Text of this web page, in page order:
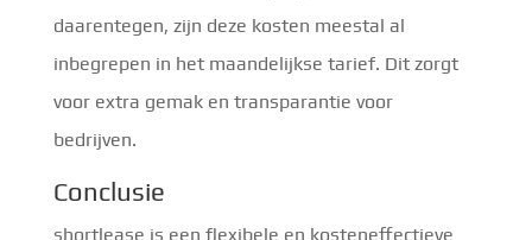
daarentegen, zijn deze kosten meestal al
inbegrepen in het maandelijkse tarief. Dit zorgt
voor extra gemak en transparantie voor
bedrijven.
Conclusie
shortlease is een flexibele en kosteneffectieve